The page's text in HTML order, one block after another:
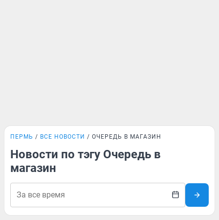
ПЕРМЬ ВСЕ НОВОСТИ ОЧЕРЕДЬ В МАГАЗИН
Новости по тэгу Очередь в
магазин